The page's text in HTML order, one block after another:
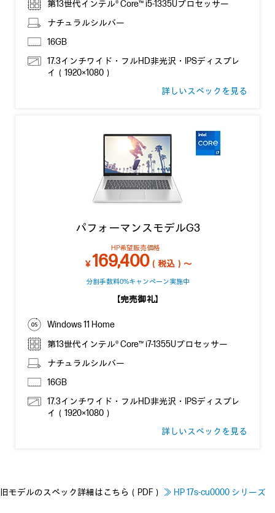
第13世代インテル® Core™ i5-1335Uプロセッサー
ナチュラルシルバー
16GB
17.3インチワイド・フルHD非光沢・IPSディスプレ
イ（1920×1080）
詳しいスペックを見る
パフォーマンスモデルG3
HP希望販売価格
￥169,400（税込）～
分割手数料0%キャンペーン実施中
【完売御礼】
Windows 11 Home
第13世代インテル® Core™ i7-1355Uプロセッサー
ナチュラルシルバー
16GB
17.3インチワイド・フルHD非光沢・IPSディスプレ
イ（1920×1080）
詳しいスペックを見る
旧モデルのスペック詳細はこちら（PDF） ≫ HP 17s-cu0000 シリーズ